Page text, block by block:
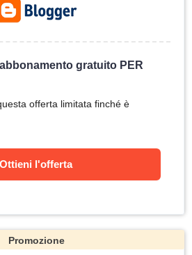
gratuito PER
offerta limitata finché è
Ottieni l'offerta
Promozione